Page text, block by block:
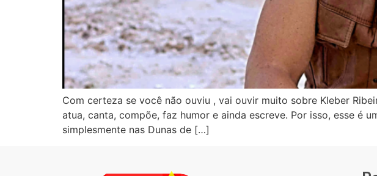
Com certeza se você não ouviu , vai ouvir muito sobre Kleber
atua, canta, compõe, faz humor e ainda escreve. Por isso, esse é
simplesmente nas Dunas de […]